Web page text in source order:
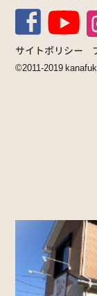
サイトポリシー
©2011-2019